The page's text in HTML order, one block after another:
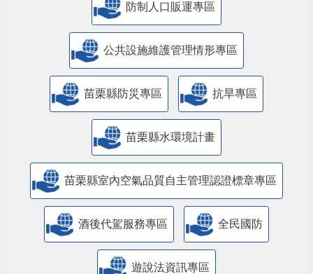
防制人口販運專區
​公共設施維護管理情形專區
苗栗縣防災專區 抗旱專區
苗栗縣水環境計畫
苗栗縣室內空氣品質自主管理認證標章專區
酒後代駕服務專區 全民國防
遊說法資訊專區